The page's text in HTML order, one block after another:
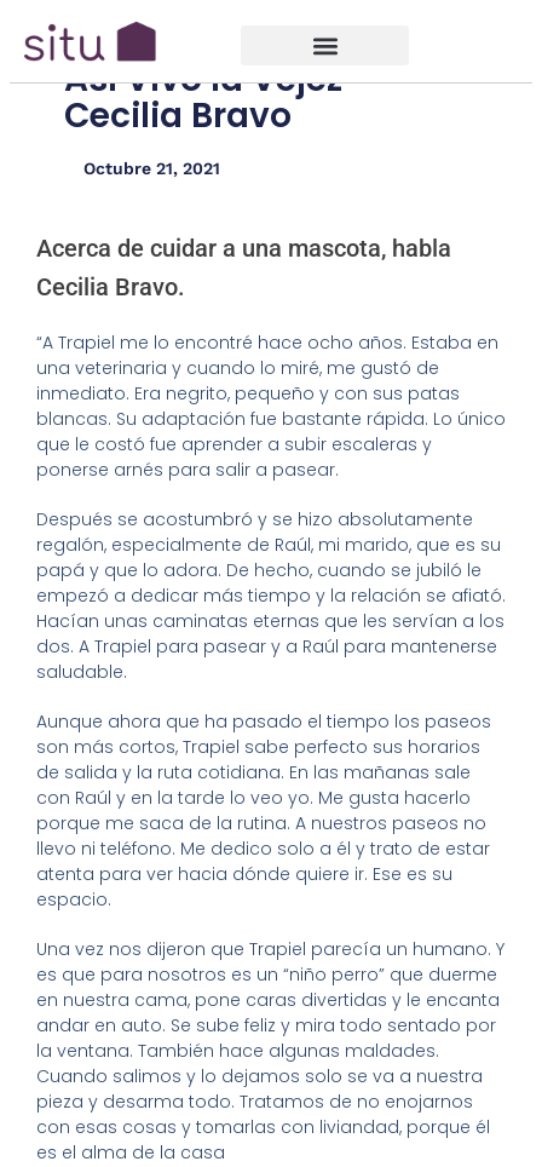
Así Vivo la Vejez –
Cecilia Bravo
Octubre 21, 2021
Acerca de cuidar a una mascota, habla
Cecilia Bravo.
“A Trapiel me lo encontré hace ocho años. Estaba en
una veterinaria y cuando lo miré, me gustó de
inmediato. Era negrito, pequeño y con sus patas
blancas. Su adaptación fue bastante rápida. Lo único
que le costó fue aprender a subir escaleras y
ponerse arnés para salir a pasear.
Después se acostumbró y se hizo absolutamente
regalón, especialmente de Raúl, mi marido, que es su
papá y que lo adora. De hecho, cuando se jubiló le
empezó a dedicar más tiempo y la relación se afiató.
Hacían unas caminatas eternas que les servían a los
dos. A Trapiel para pasear y a Raúl para mantenerse
saludable.
Aunque ahora que ha pasado el tiempo los paseos
son más cortos, Trapiel sabe perfecto sus horarios
de salida y la ruta cotidiana. En las mañanas sale
con Raúl y en la tarde lo veo yo. Me gusta hacerlo
porque me saca de la rutina. A nuestros paseos no
llevo ni teléfono. Me dedico solo a él y trato de estar
atenta para ver hacia dónde quiere ir. Ese es su
espacio.
Una vez nos dijeron que Trapiel parecía un humano. Y
es que para nosotros es un “niño perro” que duerme
en nuestra cama, pone caras divertidas y le encanta
andar en auto. Se sube feliz y mira todo sentado por
la ventana. También hace algunas maldades.
Cuando salimos y lo dejamos solo se va a nuestra
pieza y desarma todo. Tratamos de no enojarnos
con esas cosas y tomarlas con liviandad, porque él
es el alma de la casa